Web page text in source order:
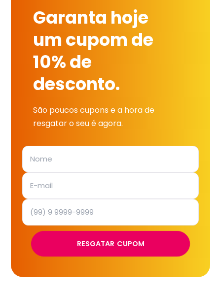
Garanta hoje
um cupom de
10% de
desconto.
São poucos cupons e a hora de
resgatar o seu é agora.
RESGATAR CUPOM